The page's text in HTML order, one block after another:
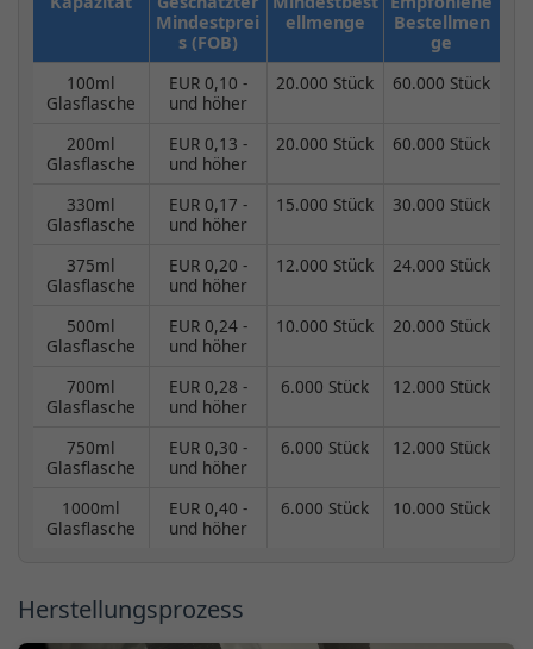
Mindestprei
s (FOB)
ellmenge
Bestellmen
ge
100ml
Glasflasche
EUR 0,10 -
und höher
20.000 Stück 60.000 Stück
200ml
Glasflasche
EUR 0,13 -
und höher
20.000 Stück 60.000 Stück
330ml
Glasflasche
EUR 0,17 -
und höher
15.000 Stück 30.000 Stück
375ml
Glasflasche
EUR 0,20 -
und höher
12.000 Stück 24.000 Stück
500ml
Glasflasche
EUR 0,24 -
und höher
10.000 Stück 20.000 Stück
700ml
Glasflasche
EUR 0,28 -
und höher
6.000 Stück 12.000 Stück
750ml
Glasflasche
EUR 0,30 -
und höher
6.000 Stück 12.000 Stück
1000ml
Glasflasche
EUR 0,40 -
und höher
6.000 Stück 10.000 Stück
Herstellungsprozess